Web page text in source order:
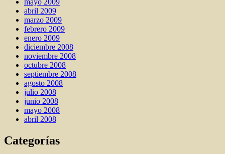
abril 2009
marzo 2009
febrero 2009
enero 2009
diciembre 2008
noviembre 2008
octubre 2008
septiembre 2008
agosto 2008
julio 2008
junio 2008
mayo 2008
abril 2008
Categorías